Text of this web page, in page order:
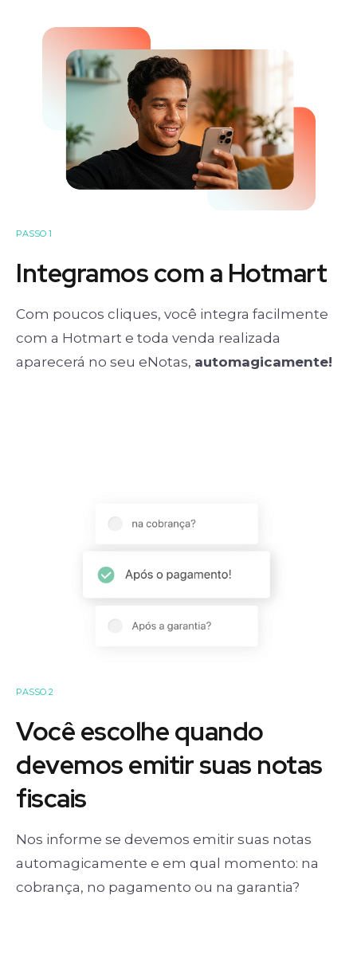
PASSO 1
Integramos com a Hotmart
Com poucos cliques, você integra facilmente
com a Hotmart e toda venda realizada
aparecerá no seu eNotas, automagicamente!
PASSO 2
Você escolhe quando
devemos emitir suas notas
fiscais
Nos informe se devemos emitir suas notas
automagicamente e em qual momento: na
cobrança, no pagamento ou na garantia?